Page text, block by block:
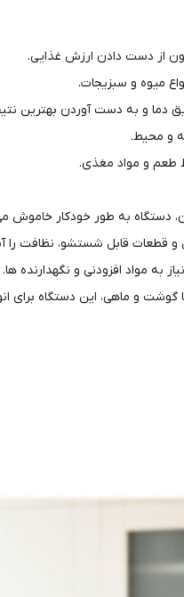
از دست دادن ارزش غذایی.
میوه و سبزیجات.
دما و به دست آوردن بهترین
و محیط.
و مواد مغذی.
دستگاه به طور خودکار خاموش
قطعات قابل شستشو، نظافت را
به مواد افزودنی و نگهدارنده‌ ها.
گوشت و ماهی، این دستگاه